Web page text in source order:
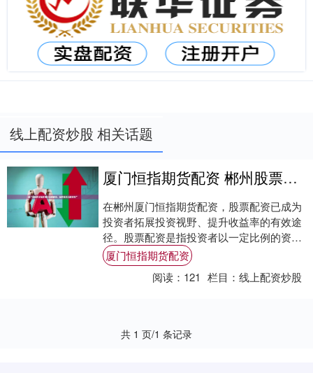
线上配资炒股 相关话题
厦门恒指期货配资 郴州股票配资：助您投资之路更宽广
在郴州厦门恒指期货配资，股票配资已成为
投资者拓展投资视野、提升收益率的有效途
径。股票配资是指投资者以一定比例的资金
作为保证金，向配资公司借入资金进行股票
投资的行....
厦门恒指期货配资
阅读： 121 栏目：线上配资炒股
共 1 页/1 条记录